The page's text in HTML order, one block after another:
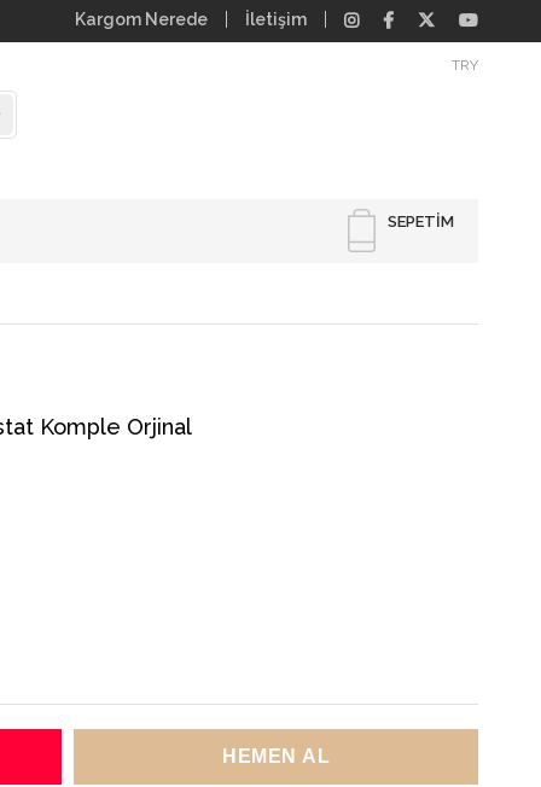
Kargom Nerede İletişim
TRY
SEPETIM
Komple Orjinal